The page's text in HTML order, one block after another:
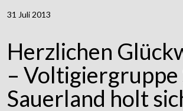
31 Juli 2013
Herzlichen
– Voltigiergruppe
Sauerland holt